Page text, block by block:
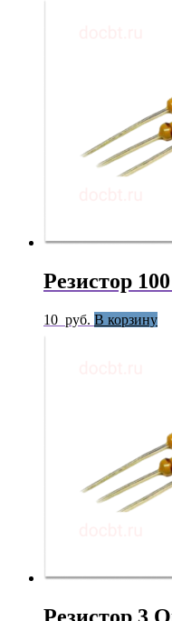
Резистор
10 руб. В корзину